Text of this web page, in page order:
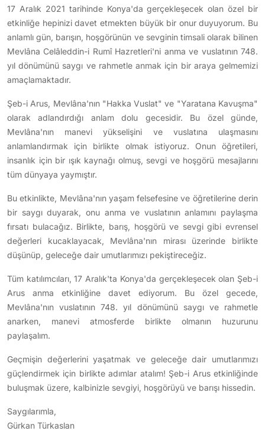
17 Aralık 2021 tarihinde Konya'da gerçekleşecek olan özel bir
etkinliğe hepinizi davet etmekten büyük bir onur duyuyorum. Bu
anlamlı gün, barışın, hoşgörünün ve sevginin timsali olarak bilinen
Mevlâna Celâleddin-i Rumî Hazretleri'ni anma ve vuslatının 748.
yıl dönümünü saygı ve rahmetle anmak için bir araya gelmemizi
amaçlamaktadır.
Şeb-i Arus, Mevlâna'nın "Hakka Vuslat" ve "Yaratana Kavuşma"
olarak adlandırdığı anlam dolu gecesidir. Bu özel günde,
Mevlâna'nın manevi yükselişini ve vuslatına ulaşmasını
anlamlandırmak için birlikte olmak istiyoruz. Onun öğretileri,
insanlık için bir ışık kaynağı olmuş, sevgi ve hoşgörü mesajlarını
tüm dünyaya yaymıştır.
Bu etkinlikte, Mevlâna'nın yaşam felsefesine ve öğretilerine derin
bir saygı duyarak, onu anma ve vuslatının anlamını paylaşma
fırsatı bulacağız. Birlikte, barış, hoşgörü ve sevgi gibi evrensel
değerleri kucaklayacak, Mevlâna'nın mirası üzerinde birlikte
düşünüp, geleceğe dair umutlarımızı pekiştireceğiz.
Tüm katılımcıları, 17 Aralık'ta Konya'da gerçekleşecek olan Şeb-i
Arus anma etkinliğine davet ediyorum. Bu özel gecede,
Mevlâna'nın vuslatının 748. yıl dönümünü saygı ve rahmetle
anarken, manevi atmosferde birlikte olmanın huzurunu
paylaşalım.
Geçmişin değerlerini yaşatmak ve geleceğe dair umutlarımızı
güçlendirmek için birlikte adımlar atalım! Şeb-i Arus etkinliğinde
buluşmak üzere, kalbinizle sevgiyi, hoşgörüyü ve barışı hissedin.
Saygılarımla,
Gürkan Türkaslan